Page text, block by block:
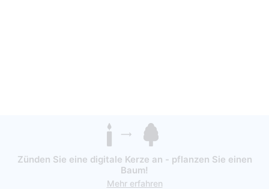
Zünden Sie eine digitale Kerze an - pflanzen Sie einen
Baum!
Mehr erfahren